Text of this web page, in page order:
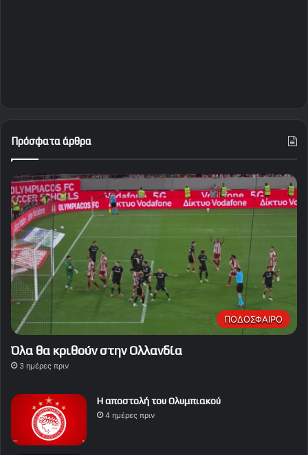
Πρόσφατα άρθρα
ΠΟΔΟΣΦΑΙΡΟ
Όλα θα κριθούν στην Ολλανδία
3 ημέρες πριν
Η αποστολή του Ολυμπιακού
4 ημέρες πριν